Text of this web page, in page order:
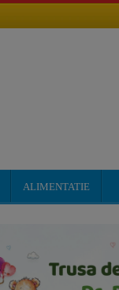
ALIMENTATIE